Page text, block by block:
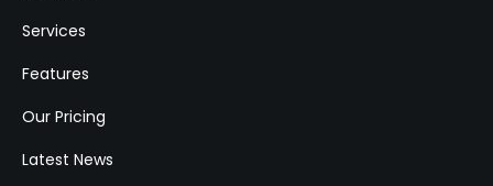
Services
Features
Our Pricing
Latest News